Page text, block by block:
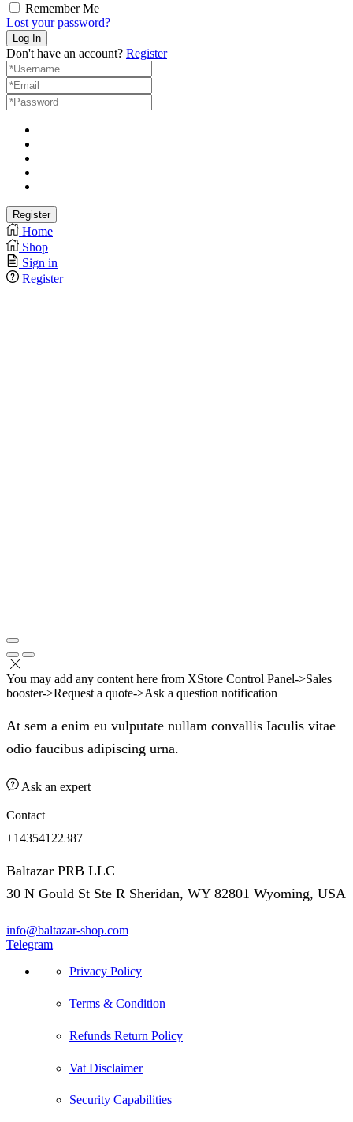
Remember Me
Lost your password?
Don't have an account? Register
Home
Shop
Sign in
Register
You may add any content here from XStore Control Panel->Sales
booster->Request a quote->Ask a question notification
At sem a enim eu vulputate nullam convallis Iaculis vitae
odio faucibus adipiscing urna.
Ask an expert
Contact
+14354122387
Baltazar PRB LLC
30 N Gould St Ste R Sheridan, WY 82801 Wyoming, USA
info@baltazar-shop.com
Telegram
Privacy Policy
Terms & Condition
Refunds Return Policy
Vat Disclaimer
Security Capabilities